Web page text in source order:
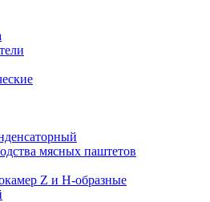
мясных паштетов
Z и H-образные